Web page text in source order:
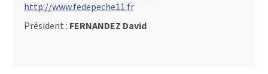
http://www.fedepeche11.fr
Président : FERNANDEZ David